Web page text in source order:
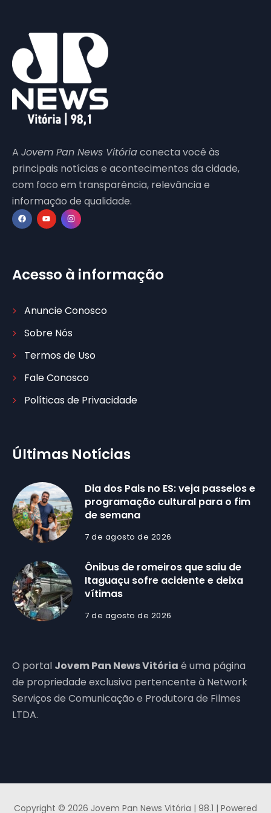
A Jovem Pan News Vitóriaconecta você às
principais notícias e acontecimentos da cidade,
com foco em transparência, relevância e
informação de qualidade.
Acesso à informação
Anuncie Conosco
Sobre Nós
Termos de Uso
Fale Conosco
Políticas de Privacidade
Últimas Notícias
Dia dos Pais no ES: veja passeios e
programação cultural para o fim
de semana
7 de agosto de 2026
Ônibus de romeiros que saiu de
Itaguaçu sofre acidente e deixa
vítimas
7 de agosto de 2026
O portal Jovem Pan News Vitória é uma página
de propriedade exclusiva pertencente à Network
Serviços de Comunicação e Produtora de Filmes
LTDA.
Copyright © 2026 Jovem Pan News Vitória | 98.1 | Powered